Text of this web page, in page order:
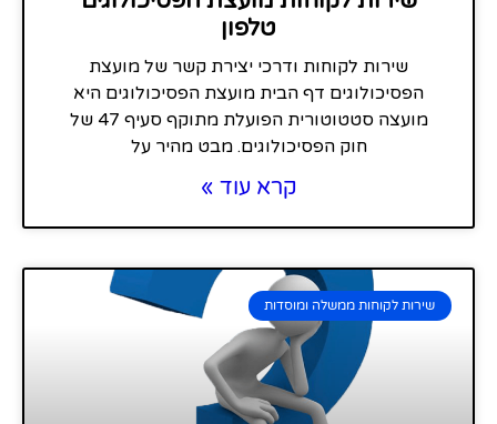
טלפון
שירות לקוחות ודרכי יצירת קשר של מועצת
הפסיכולוגים דף הבית מועצת הפסיכולוגים היא
מועצה סטטוטורית הפועלת מתוקף סעיף 47 של
חוק הפסיכולוגים. מבט מהיר על
קרא עוד »
שירות לקוחות ממשלה ומוסדות